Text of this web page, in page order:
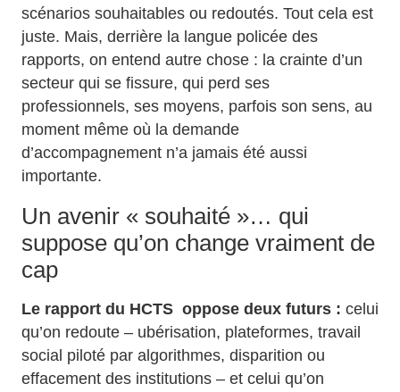
scénarios souhaitables ou redoutés. Tout cela est
juste. Mais, derrière la langue policée des
rapports, on entend autre chose : la crainte d’un
secteur qui se fissure, qui perd ses
professionnels, ses moyens, parfois son sens, au
moment même où la demande
d’accompagnement n’a jamais été aussi
importante.
Un avenir « souhaité »… qui
suppose qu’on change vraiment de
cap
Le rapport du HCTS oppose deux futurs : celui
qu’on redoute – ubérisation, plateformes, travail
social piloté par algorithmes, disparition ou
effacement des institutions – et celui qu’on